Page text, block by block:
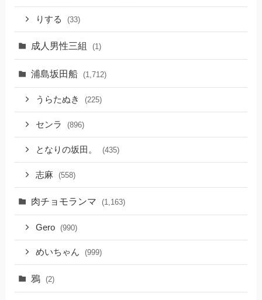
りする (33)
成人男性三組 (1)
浦島坂田船 (1,712)
うらたぬき (225)
センラ (896)
となりの坂田。 (435)
志麻 (558)
肉チョモランマ (1,163)
Gero (990)
めいちゃん (999)
鴉 (2)